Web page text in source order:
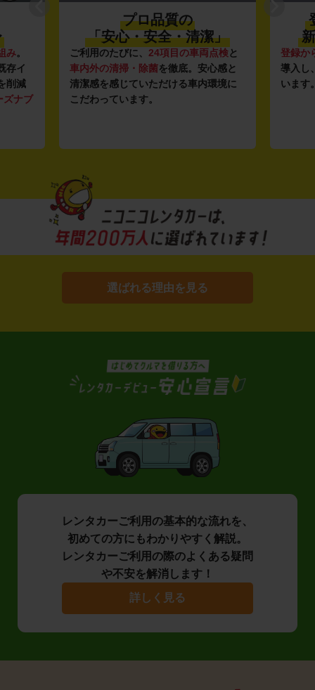
み。
存イ
削減
ズナブ
プロ品質の
「安心・安全・清潔」
ご利用のたびに、 24項目の車両点検と
車内外の清掃・除菌を徹底。安心感と
清潔感を感じていただける車内環境に
こだわっています。
登録か
導入し
います
選ばれる理由を見る
レンタカーご利用の基本的な流れを、
初めての方にもわかりやすく解説。
レンタカーご利用の際のよくある疑問
や不安を解消します！
詳しく見る